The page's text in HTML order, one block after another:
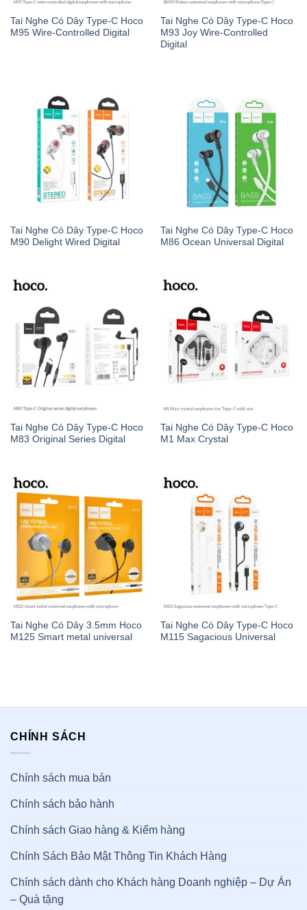
Tai Nghe Có Dây Type-C Hoco
M95 Wire-Controlled Digital
Tai Nghe Có Dây Type-C Hoco
M93 Joy Wire-Controlled
Digital
Tai Nghe Có Dây Type-C Hoco
M90 Delight Wired Digital
Tai Nghe Có Dây Type-C Hoco
M86 Ocean Universal Digital
Tai Nghe Có Dây Type-C Hoco
M83 Original Series Digital
Tai Nghe Có Dây Type-C Hoco
M1 Max Crystal
Tai Nghe Có Dây 3.5mm Hoco
M125 Smart metal universal
Tai Nghe Có Dây Type-C Hoco
M115 Sagacious Universal
CHÍNH SÁCH
Chính sách mua bán
Chính sách bảo hành
Chính sách Giao hàng & Kiểm hàng
Chính Sách Bảo Mật Thông Tin Khách Hàng
Chính sách dành cho Khách hàng Doanh nghiệp – Dự Án
– Quà tặng